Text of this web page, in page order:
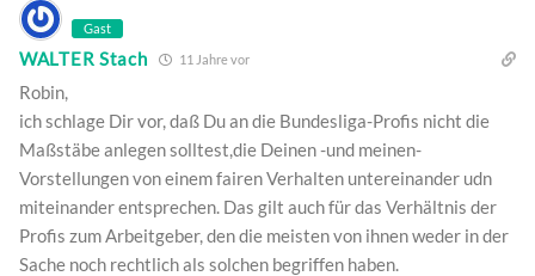
Gast
WALTER Stach 11 Jahre vor
Robin,
ich schlage Dir vor, daß Du an die Bundesliga-Profis nicht die
Maßstäbe anlegen solltest,die Deinen -und meinen-
Vorstellungen von einem fairen Verhalten untereinander udn
miteinander entsprechen. Das gilt auch für das Verhältnis der
Profis zum Arbeitgeber, den die meisten von ihnen weder in der
Sache noch rechtlich als solchen begriffen haben.